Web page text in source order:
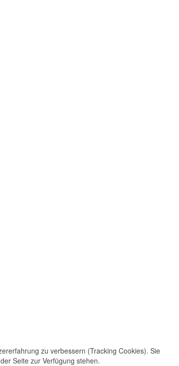
zu verbessern (Tracking Cookies). Sie
Seite zur Verfügung stehen.